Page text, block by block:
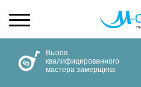
Вызов
квалифицированного
мастера замерщика